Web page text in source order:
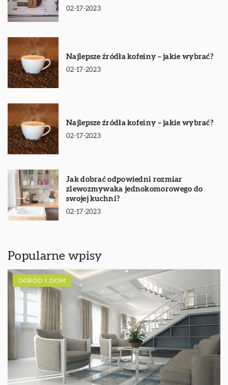
02-17-2023
Najlepsze źródła kofeiny – jakie wybrać?
02-17-2023
Najlepsze źródła kofeiny – jakie wybrać?
02-17-2023
Jak dobrać odpowiedni rozmiar
zlewozmywaka jednokomorowego do
swojej kuchni?
02-17-2023
Popularne wpisy
OGRÓD I DOM